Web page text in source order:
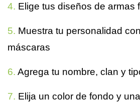
4. Elige tus diseños de armas
5. Muestra tu personalidad
máscaras
6. Agrega tu nombre, clan y
7. Elija un color de fondo y